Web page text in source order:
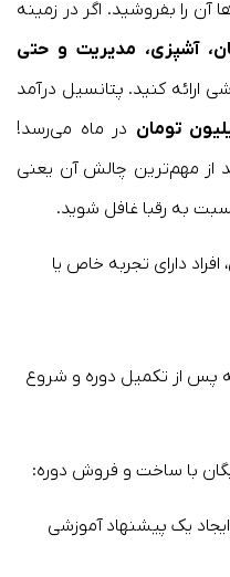
آن را بفروشید. اگر در زمینه
آشپزی، مدیریت و حتی
ارائه کنید. پتانسیل درآمد
در ماه می‌رسد!
از مهم‌ترین چالش آن یعنی
به رقبا غافل شوید.
دارای تجربه خاص یا
پس از تکمیل دوره و شروع
با ساخت و فروش دوره:
یک پیشنهاد آموزشی